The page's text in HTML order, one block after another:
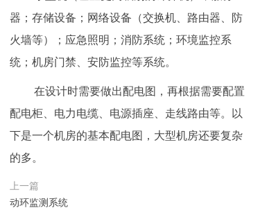
器；存储设备；网络设备（交换机、路由器、防
火墙等）；应急照明；消防系统；环境监控系
统；机房门禁、安防监控等系统。
在设计时需要做出配电图，再根据需要配置
配电柜、电力电缆、电源插座、走线路由等。以
下是一个机房的基本配电图，大型机房还要复杂
的多。
上一篇
动环监测系统